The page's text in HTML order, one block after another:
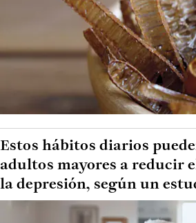
Estos hábitos diarios
adultos mayores a reducir
la depresión, según un